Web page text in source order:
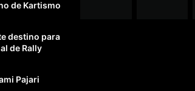
de Kartismo
destino para
de Rally
Pajari